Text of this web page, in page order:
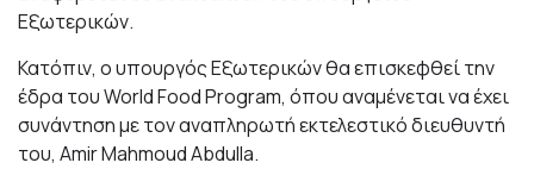
Εξωτερικών.
Κατόπιν, ο υπουργός Εξωτερικών θα επισκεφθεί την
έδρα του World Food Program, όπου αναμένεται να έχει
συνάντηση με τον αναπληρωτή εκτελεστικό διευθυντή
του, Amir Mahmoud Abdulla.